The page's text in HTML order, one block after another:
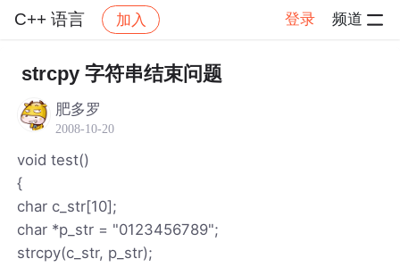
C++ 语言 加入 登录 频道
社区 C++ 语言 帖子详情
strcpy 字符串结束问题
肥多罗
2008-10-20
void test()
{
char c_str[10];
char *p_str = "0123456789";
strcpy(c_str, p_str);